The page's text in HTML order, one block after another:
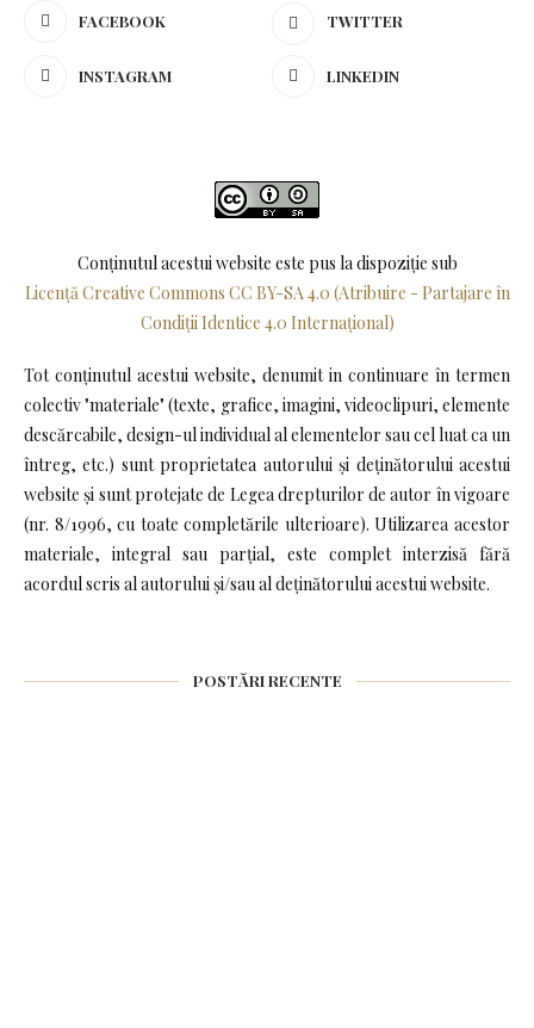
FACEBOOK TWITTER
INSTAGRAM LINKEDIN
Conținutul acestui website este pus la dispoziţie sub
Licență Creative Commons CC BY-SA 4.0 (Atribuire - Partajare în
Condiții Identice 4.0 Internațional)
Tot conținutul acestui website, denumit in continuare în termen
colectiv "materiale" (texte, grafice, imagini, videoclipuri, elemente
descărcabile, design-ul individual al elementelor sau cel luat ca un
întreg, etc.) sunt proprietatea autorului și deținătorului acestui
website și sunt protejate de Legea drepturilor de autor în vigoare
(nr. 8/1996, cu toate completările ulterioare). Utilizarea acestor
materiale, integral sau parțial, este complet interzisă fără
acordul scris al autorului și/sau al deținătorului acestui website.
POSTĂRI RECENTE